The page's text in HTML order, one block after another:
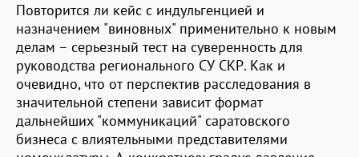
Повторится ли кейс с индульгенцией и
назначением "виновных" применительно к новым
делам – серьезный тест на суверенность для
руководства регионального СУ СКР. Как и
очевидно, что от перспектив расследования в
значительной степени зависит формат
дальнейших "коммуникаций" саратовского
бизнеса с влиятельными представителями